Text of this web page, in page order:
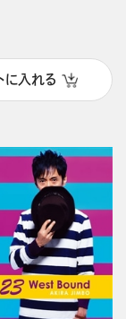
に入れる